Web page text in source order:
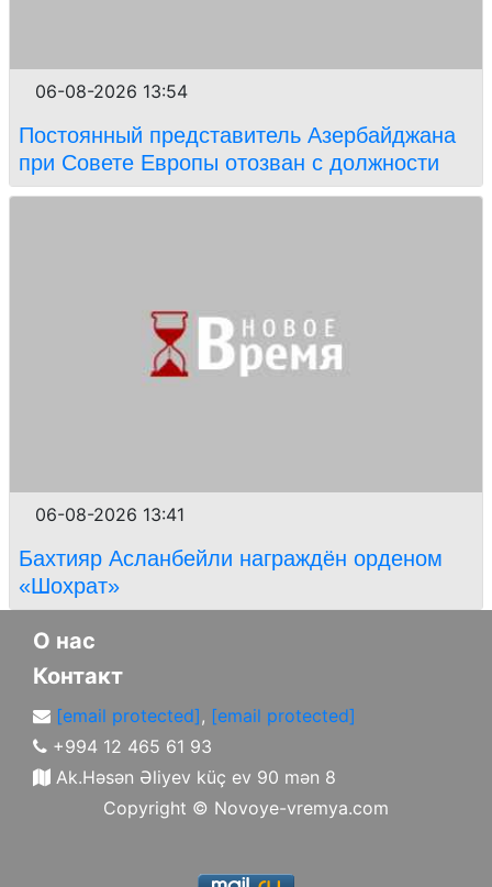
06-08-2026 13:54
Постоянный представитель Азербайджана
при Совете Европы отозван с должности
06-08-2026 13:41
Бахтияр Асланбейли награждён орденом
«Шохрат»
О нас
Контакт
[email protected], [email protected]
+994 12 465 61 93
Ak.Həsən Əliyev küç ev 90 mən 8
Copyright © Novoye-vremya.com